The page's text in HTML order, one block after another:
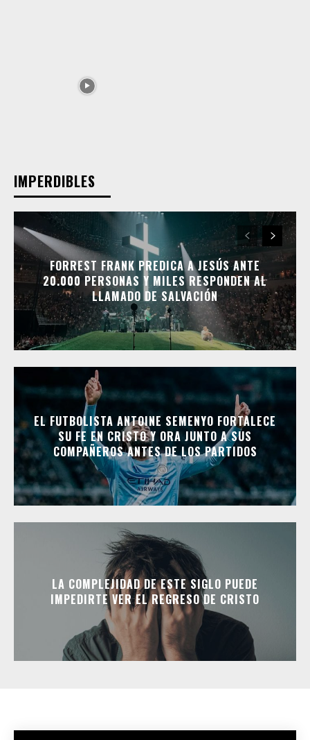
IMPERDIBLES
FORREST FRANK PREDICA A JESÚS ANTE
20.000 PERSONAS Y MILES RESPONDEN AL
LLAMADO DE SALVACIÓN
EL FUTBOLISTA ANTOINE SEMENYO FORTALECE
SU FE EN CRISTO Y ORA JUNTO A SUS
COMPAÑEROS ANTES DE LOS PARTIDOS
LA COMPLEJIDAD DE ESTE SIGLO PUEDE
IMPEDIRTE VER EL REGRESO DE CRISTO